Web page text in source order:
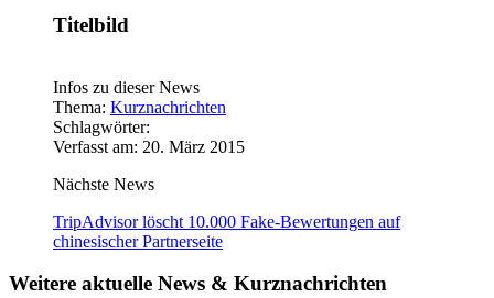
Titelbild
Infos zu dieser News
Thema: Kurznachrichten
Schlagwörter:
Verfasst am: 20. März 2015
Nächste News
TripAdvisor löscht 10.000 Fake-Bewertungen auf
chinesischer Partnerseite
Weitere aktuelle News & Kurznachrichten